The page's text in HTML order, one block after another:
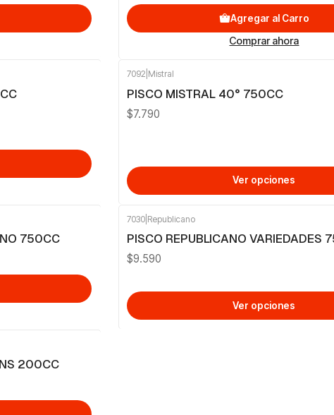
Agregar al Carro
Comprar ahora
7092 Mistral
PISCO MISTRAL 40° 750CC
$7.790
Ver opciones
750CC
7030| Republicano
PISCO REPUBLICANO VARIEDADES
$9.590
Ver opciones
200CC